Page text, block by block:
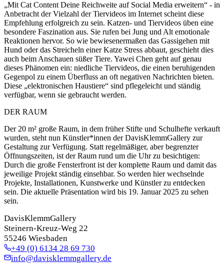
„Mit Cat Content Deine Reichweite auf Social Media erweitern“ - in
Anbetracht der Vielzahl der Tiervideos im Internet scheint diese
Empfehlung erfolgreich zu sein. Katzen- und Tiervideos üben eine
besondere Faszination aus. Sie rufen bei Jung und Alt emotionale
Reaktionen hervor. So wie bewiesenermaßen das Gassigehen mit
Hund oder das Streicheln einer Katze Stress abbaut, geschieht dies
auch beim Anschauen süßer Tiere. Yawei Chen geht auf genau
dieses Phänomen ein: niedliche Tiervideos, die einen beruhigenden
Gegenpol zu einem Überfluss an oft negativen Nachrichten bieten.
Diese „elektronischen Haustiere“ sind pflegeleicht und ständig
verfügbar, wenn sie gebraucht werden.
DER RAUM
Der 20 m² große Raum, in dem früher Stifte und Schulhefte verkauft
wurden, steht nun Künstler*innen der DavisKlemmGallery zur
Gestaltung zur Verfügung. Statt regelmäßiger, aber begrenzter
Öffnungszeiten, ist der Raum rund um die Uhr zu besichtigen:
Durch die große Fensterfront ist der komplette Raum und damit das
jeweilige Projekt ständig einsehbar. So werden hier wechselnde
Projekte, Installationen, Kunstwerke und Künstler zu entdecken
sein. Die aktuelle Präsentation wird bis 19. Januar 2025 zu sehen
sein.
DavisKlemmGallery
Steinern-Kreuz-Weg 22
55246 Wiesbaden
+49 (0) 6134 28 69 730
info@davisklemmgallery.de